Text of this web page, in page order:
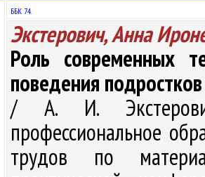
ББК 74.
Экстерович, Анна
Роль современных
поведения подростков
/ А. И.
профессиональное
трудов по